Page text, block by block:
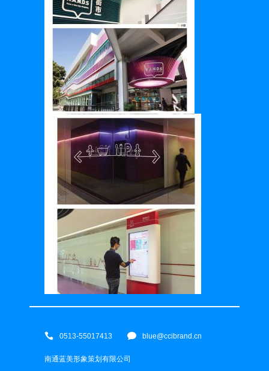
0513-55017413 blue@ccibrand.cn
南通蓝美形象策划有限公司